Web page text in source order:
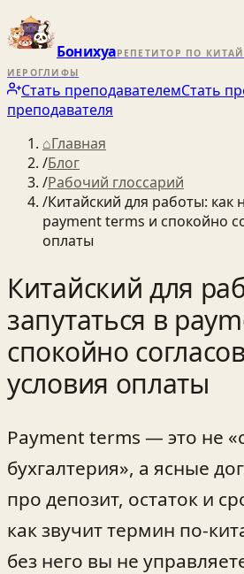
БонихуаРЕПЕТИТОР ПО
ИЕРОГЛИФЫ
Стать преподавателемСтать
преподавателя
⌂Главная
/Блог
/Рабочий глоссарий
/Китайский для работы: как
payment terms и спокойно
оплаты
Китайский для
запутаться в
спокойно
условия оплаты
Payment terms — это не
бухгалтерия», а ясные
про депозит, остаток и
как звучит термин
без него вы не